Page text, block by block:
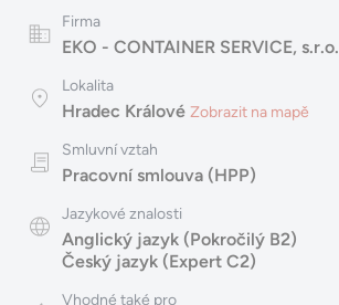
Firma
EKO - CONTAINER SERVICE, s.r.o.
Lokalita
Hradec Králové Zobrazit na mapě
Smluvní vztah
Pracovní smlouva (HPP)
Jazykové znalosti
Anglický jazyk (Pokročilý B2)
Český jazyk (Expert C2)
Vhodné také pro